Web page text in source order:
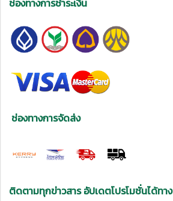
ช่องทางการชำระเงิน
ช่องทางการจัดส่ง
ติดตามทุกข่าวสาร อัปเดตโปรโมชั่นได้ทาง